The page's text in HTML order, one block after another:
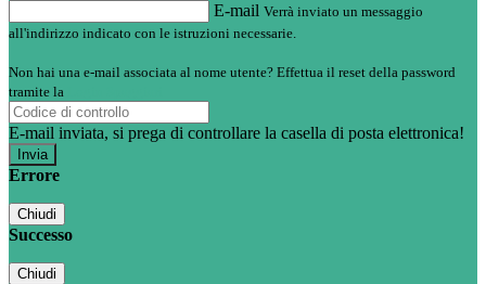
E-mail Verrà inviato un messaggio
all'indirizzo indicato con le istruzioni necessarie.
Non hai una e-mail associata al nome utente? Effettua il reset della password
tramite la
E-mail inviata, si prega di controllare la casella di posta elettronica!
Errore
Chiudi
Successo
Chiudi